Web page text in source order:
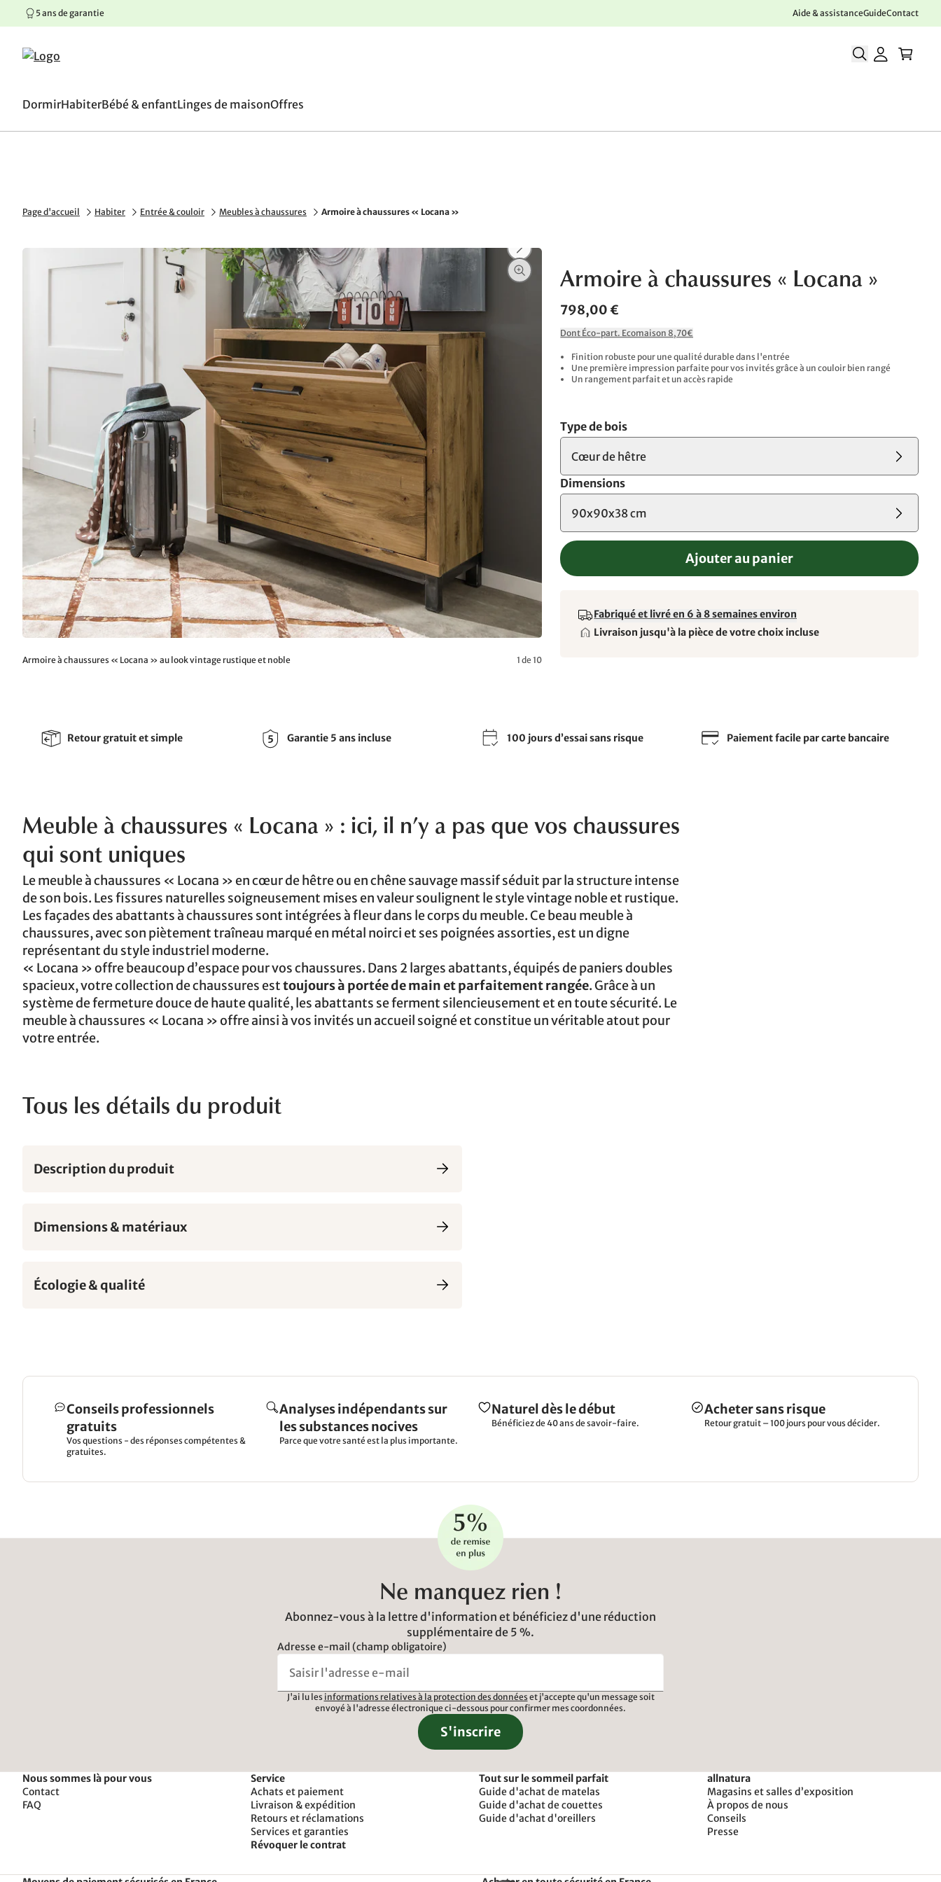
Aller au contenu principal
Aller à la navigation principale
Aller au pied de page
5 ans de garantie Aide & assistanceGuideContact
DormirHabiterBébé & enfantLinges de maisonOffres
Page d'accueil Habiter Entrée & couloir Meubles à chaussures Armoire à chaussures « Locana »
Armoire à chaussures « Locana » au look vintage rustique et noble 1 de 10
Armoire à chaussures « Locana »
798,00 €
Dont Éco-part. Ecomaison 8,70€
Finition robuste pour une qualité durable dans l'entrée
Une première impression parfaite pour vos invités grâce à un couloir bien rangé
Un rangement parfait et un accès rapide
Type de bois
Cœur de hêtre
Dimensions
90x90x38 cm
Ajouter au panier
Fabriqué et livré en 6 à 8 semaines environ
Livraison jusqu'à la pièce de votre choix incluse
Retour gratuit et simple Garantie 5 ans incluse 100 jours d’essai sans risque Paiement facile par carte bancaire
Meuble à chaussures « Locana » : ici, il n’y a pas que vos chaussures
qui sont uniques
Le meuble à chaussures « Locana » en cœur de hêtre ou en chêne sauvage massif séduit par la structure intense
de son bois. Les fissures naturelles soigneusement mises en valeur soulignent le style vintage noble et rustique.
Les façades des abattants à chaussures sont intégrées à fleur dans le corps du meuble. Ce beau meuble à
chaussures, avec son piètement traîneau marqué en métal noirci et ses poignées assorties, est un digne
représentant du style industriel moderne.
« Locana » offre beaucoup d’espace pour vos chaussures. Dans 2 larges abattants, équipés de paniers doubles
spacieux, votre collection de chaussures esttoujours à portée de main et parfaitement rangée. Grâce à un
système de fermeture douce de haute qualité, les abattants se ferment silencieusement et en toute sécurité. Le
meuble à chaussures « Locana » offre ainsi à vos invités un accueil soigné et constitue un véritable atout pour
votre entrée.
Tous les détails du produit
Description du produit
Dimensions & matériaux
Écologie & qualité
Conseils professionnels
gratuits
Vos questions - des réponses compétentes &
gratuites.
Analyses indépendants sur
les substances nocives
Parce que votre santé est la plus importante.
Naturel dès le début
Bénéficiez de 40 ans de savoir-faire.
Acheter sans risque
Retour gratuit – 100 jours pour vous décider.
Ne manquez rien !
Abonnez-vous à la lettre d'information et bénéficiez d'une réduction
supplémentaire de 5 %.
Adresse e-mail (champ obligatoire)
J'ai lu les informations relatives à la protection des données et j'accepte qu'un message soit
envoyé à l'adresse électronique ci-dessous pour confirmer mes coordonnées.
S'inscrire
Nous sommes là pour vous
Contact
FAQ
Service
Achats et paiement
Livraison & expédition
Retours et réclamations
Services et garanties
Révoquer le contrat
Tout sur le sommeil parfait
Guide d'achat de matelas
Guide d'achat de couettes
Guide d'achat d'oreillers
allnatura
Magasins et salles d’exposition
À propos de nous
Conseils
Presse